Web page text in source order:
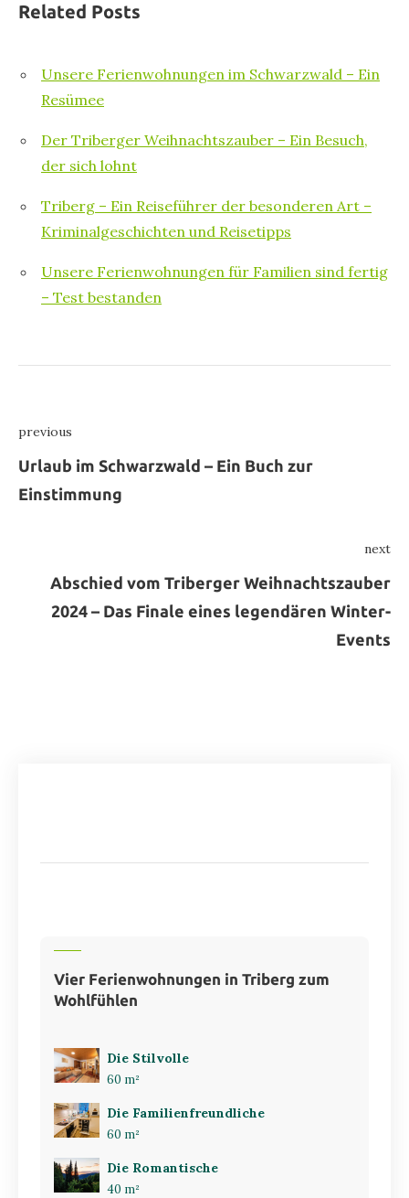
Related Posts
Unsere Ferienwohnungen im Schwarzwald – Ein
Resümee
Der Triberger Weihnachtszauber – Ein Besuch,
der sich lohnt
Triberg – Ein Reiseführer der besonderen Art –
Kriminalgeschichten und Reisetipps
Unsere Ferienwohnungen für Familien sind fertig
– Test bestanden
Beitragsnavigation
previous
Previous
Urlaub im Schwarzwald – Ein Buch zur
Einstimmung
next
Abschied vom Triberger Weihnachtszauber
2024 – Das Finale eines legendären Winter-
Events
Vier Ferienwohnungen in Triberg zum
Wohlfühlen
Die Stilvolle
60 m²
Die Familienfreundliche
60 m²
Die Romantische
40 m²